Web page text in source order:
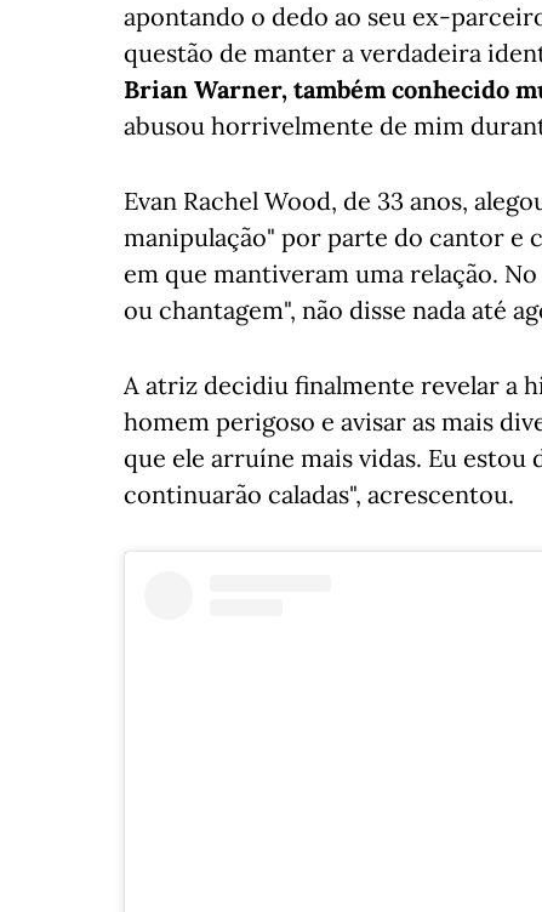
apontando o dedo ao seu ex-
questão de manter a verdadeira
Brian Warner, também conhecido
abusou horrivelmente de mim
Evan Rachel Wood, de 33 anos,
manipulação" por parte do cantor e
em que mantiveram uma relação.
ou chantagem", não disse nada até
A atriz decidiu finalmente revelar a
homem perigoso e avisar as mais
que ele arruíne mais vidas. Eu estou
continuarão caladas", acrescentou.